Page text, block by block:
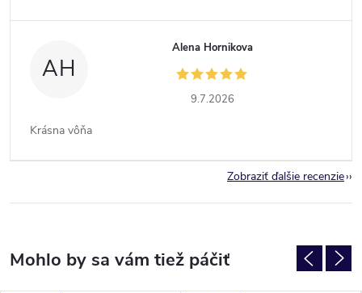
AH
Alena Hornikova
9.7.2026
Krásna vôňa
Zobraziť ďalšie recenzie